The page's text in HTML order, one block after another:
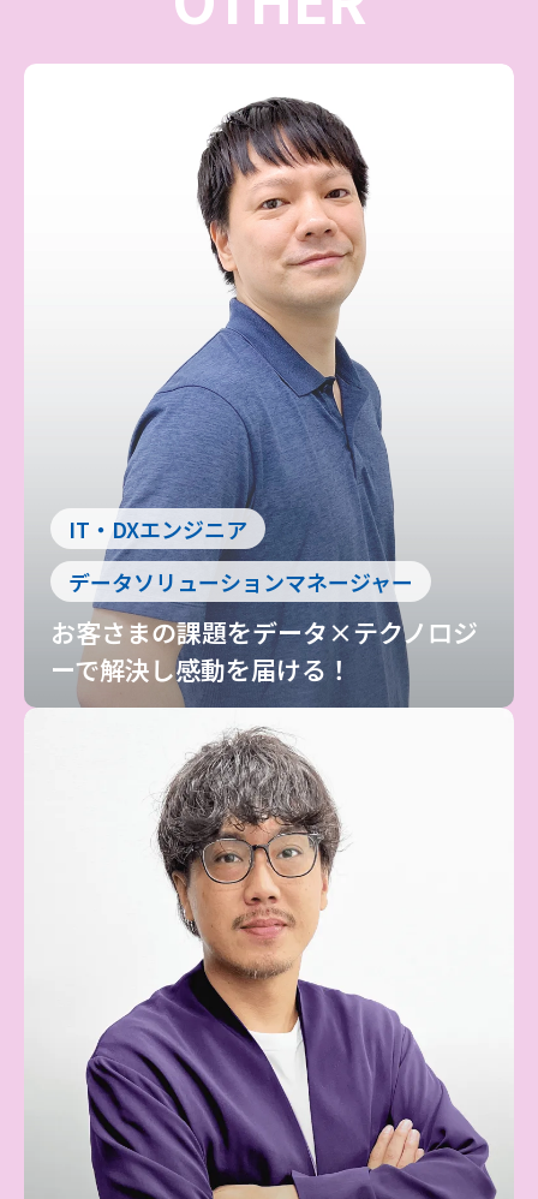
IT・DXエンジニア
データソリューションマネージャー
お客さまの課題をデータ×テクノロジ
ーで解決し感動を届ける！